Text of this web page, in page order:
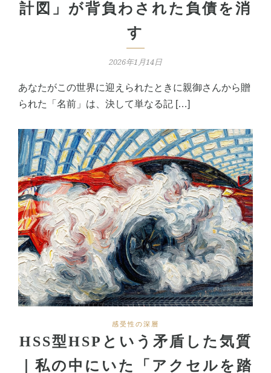
計図」が背負わされた負債を消
す
2026年1月14日
あなたがこの世界に迎えられたときに親御さんから贈
られた「名前」は、決して単なる記 […]
感受性の深層
HSS型HSPという矛盾した気質
｜私の中にいた「アクセルを踏